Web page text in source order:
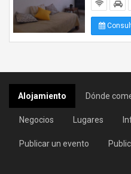
Alojamiento Dónde
Negocios Lugares
Publicar un evento